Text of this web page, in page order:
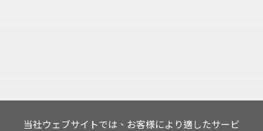
当社ウェブサイトでは、お客様により適したサービ